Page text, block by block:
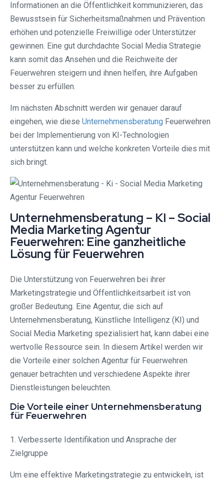
Informationen an die Öffentlichkeit kommunizieren, das
Bewusstsein für Sicherheitsmaßnahmen und Prävention
erhöhen und potenzielle Freiwillige oder Unterstützer
gewinnen. Eine gut durchdachte Social Media Strategie
kann somit das Ansehen und die Reichweite der
Feuerwehren steigern und ihnen helfen, ihre Aufgaben
besser zu erfüllen.
Im nächsten Abschnitt werden wir genauer darauf
eingehen, wie diese Unternehmensberatung Feuerwehren
bei der Implementierung von KI-Technologien
unterstützen kann und welche konkreten Vorteile dies mit
sich bringt.
Unternehmensberatung – KI – Social
Media Marketing Agentur
Feuerwehren: Eine ganzheitliche
Lösung für Feuerwehren
Die Unterstützung von Feuerwehren bei ihrer
Marketingstrategie und Öffentlichkeitsarbeit ist von
großer Bedeutung. Eine Agentur, die sich auf
Unternehmensberatung, Künstliche Intelligenz (KI) und
Social Media Marketing spezialisiert hat, kann dabei eine
wertvolle Ressource sein. In diesem Artikel werden wir
die Vorteile einer solchen Agentur für Feuerwehren
genauer betrachten und verschiedene Aspekte ihrer
Dienstleistungen beleuchten.
Die Vorteile einer Unternehmensberatung
für Feuerwehren
1. Verbesserte Identifikation und Ansprache der
Zielgruppe
Um eine effektive Marketingstrategie zu entwickeln, ist